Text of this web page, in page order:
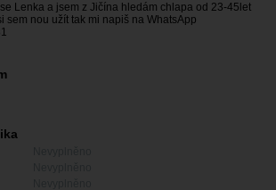
Lenka a jsem z Jičína hledám chlapa od 23-45let
sem nou užít tak mi napiš na WhatsApp